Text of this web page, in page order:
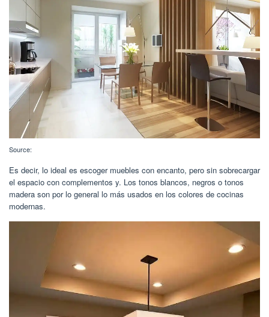
Source:
Es decir, lo ideal es escoger muebles con encanto, pero sin sobrecargar
el espacio con complementos y. Los tonos blancos, negros o tonos
madera son por lo general lo más usados en los colores de cocinas
modernas.